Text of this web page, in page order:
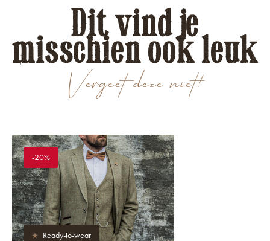
Vergeet deze niet!
Dit vind je
misschien ook leuk
-20%
Ready-to-wear